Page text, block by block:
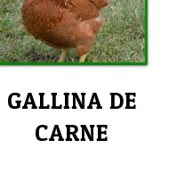
GALLINA DE
CARNE